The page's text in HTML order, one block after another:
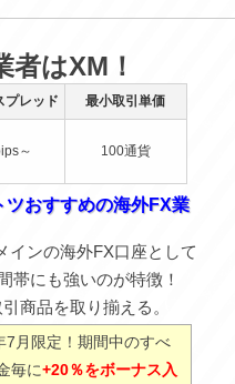
はXM！
プレッド 最小取引単価
～ 100通貨
ツおすすめの海外FX業
インの海外FX口座として
帯にも強いのが特徴！
商品を取り揃える。
7月限定！期間中のすべ
毎に+20％をボーナス入